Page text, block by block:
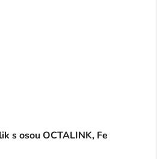
s osou OCTALINK, Fe